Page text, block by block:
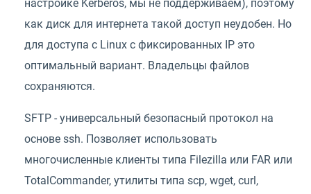
настройке Kerberos, мы не поддерживаем), поэтому
как диск для интернета такой доступ неудобен. Но
для доступа с Linux с фиксированных IP это
оптимальный вариант. Владельцы файлов
сохраняются.
SFTP - универсальный безопасный протокол на
основе ssh. Позволяет использовать
многочисленные клиенты типа Filezilla или FAR или
TotalCommander, утилиты типа scp, wget, curl,